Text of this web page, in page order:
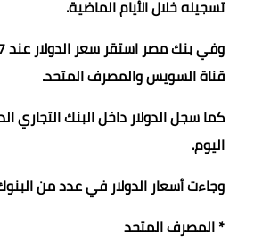
تسجيله خلال الأيام الماضية.
قناة السويس والمصرف المتحد.
اليوم.
وجاءت أسعار الدولار في عدد من
* المصرف المتحد